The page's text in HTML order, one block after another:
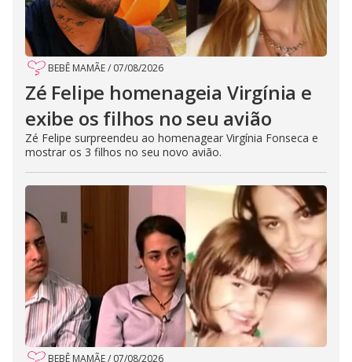
BEBÊ MAMÃE/ 07/08/2026
Zé Felipe homenageia Virgínia e
exibe os filhos no seu avião
Zé Felipe surpreendeu ao homenagear Virgínia Fonseca e
mostrar os 3 filhos no seu novo avião.
BEBÊ MAMÃE/ 07/08/2026